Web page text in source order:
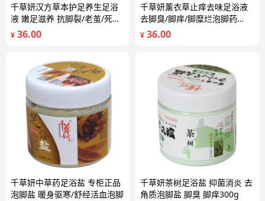
千草妍汉方草本护足养生足浴
液 嫩足滋养 抗脚裂/老茧/死皮
360ml
¥ 36.00
千草妍薰衣草止痒去味足浴液
去脚臭/脚痒/脚糜烂泡脚药
360ml
¥ 36.00
千草妍中草药足浴盐 专柜正品
泡脚盐 暖身驱寒/舒经活血泡脚
千草妍茶树足浴盐 抑菌消炎 去
角质泡脚盐 脚臭 脚痒300g